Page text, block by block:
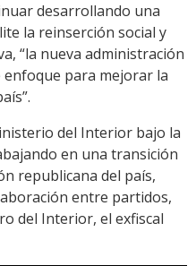
desarrollando una
la reinserción social y
“la nueva administración
enfoque para mejorar la
del Interior bajo la
en una transición
republicana del país,
entre partidos,
del Interior, el exfiscal